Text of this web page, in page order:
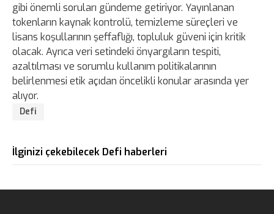
gibi önemli soruları gündeme getiriyor. Yayınlanan
tokenların kaynak kontrolü, temizleme süreçleri ve
lisans koşullarının şeffaflığı, topluluk güveni için kritik
olacak. Ayrıca veri setindeki önyargıların tespiti,
azaltılması ve sorumlu kullanım politikalarının
belirlenmesi etik açıdan öncelikli konular arasında yer
alıyor.
Defi
İlginizi çekebilecek Defi haberleri